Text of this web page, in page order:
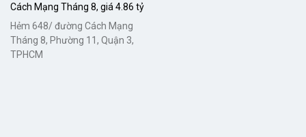
Cách Mạng Tháng 8, giá 4.86 tỷ
Hẻm 648/ đường Cách Mạng
Tháng 8, Phường 11, Quận 3,
TPHCM